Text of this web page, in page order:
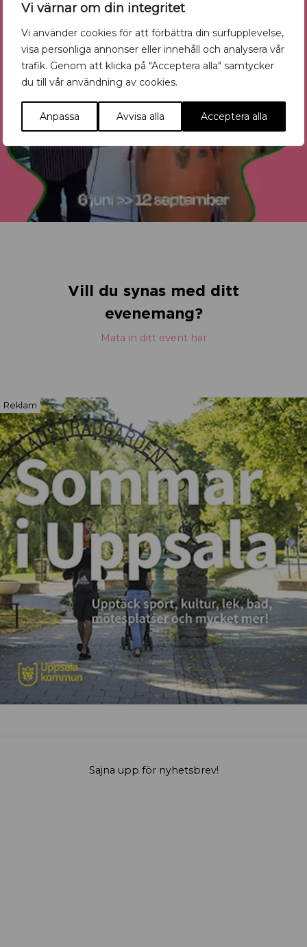
Vi värnar om din integritet
Vi använder cookies för att förbättra din surfupplevelse,
visa personliga annonser eller innehåll och analysera vår
trafik. Genom att klicka på "Acceptera alla" samtycker
du till vår användning av cookies.
Anpassa Avvisa alla Acceptera alla
Vill du synas med ditt
evenemang?
Mata in ditt event här
Reklam
Sajna upp för nyhetsbrev!